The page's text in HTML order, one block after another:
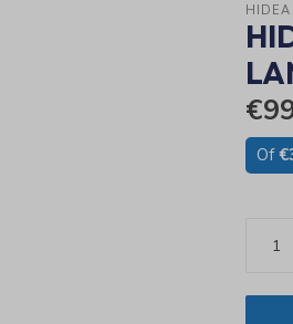
HIDEA
Of